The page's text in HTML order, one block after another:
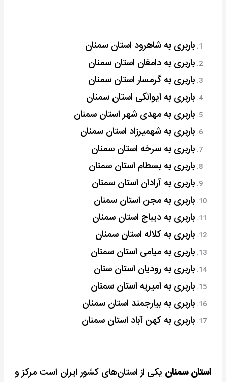
باربری به شاهرود استان سمنان
باربری به دامغان استان سمنان
باربری به گرمسار استان سمنان
باربری به ایوانکی استان سمنان
باربری به مهدی شهر استان سمنان
باربری به شهمیرزاد استان سمنان
باربری به سرخه استان سمنان
باربری به بسطام استان سمنان
باربری به آرادان استان سمنان
باربری به مجن استان سمنان
باربری به دیباج استان سمنان
باربری به کلاله استان سمنان
باربری به میامی استان سمنان
باربری به رودیان استان سنان
باربری به امیریه استان سمنان
باربری به بیارجمند استان سمنان
باربری به کهن آباد استان سمنان
استان سمنان یکی از استان‌های کشور ایران است مرکز و